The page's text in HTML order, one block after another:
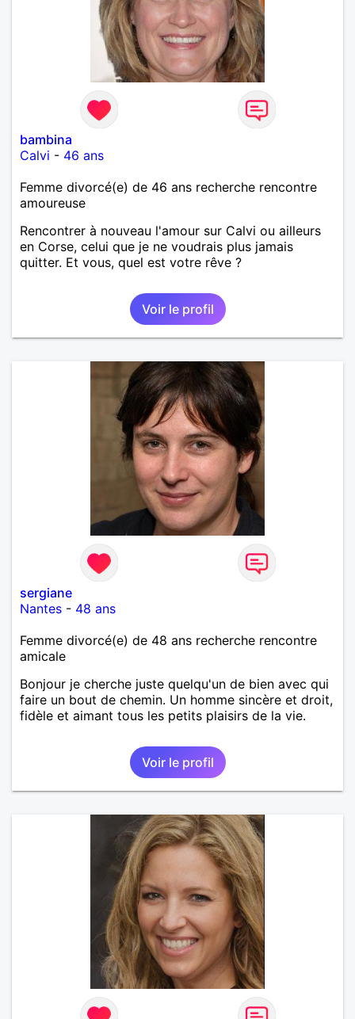
bambina
Calvi - 46 ans
Femme divorcé(e) de 46 ans recherche rencontre
amoureuse
Rencontrer à nouveau l'amour sur Calvi ou ailleurs
en Corse, celui que je ne voudrais plus jamais
quitter. Et vous, quel est votre rêve ?
Voir le profil
sergiane
Nantes - 48 ans
Femme divorcé(e) de 48 ans recherche rencontre
amicale
Bonjour je cherche juste quelqu'un de bien avec qui
faire un bout de chemin. Un homme sincère et droit,
fidèle et aimant tous les petits plaisirs de la vie.
Voir le profil